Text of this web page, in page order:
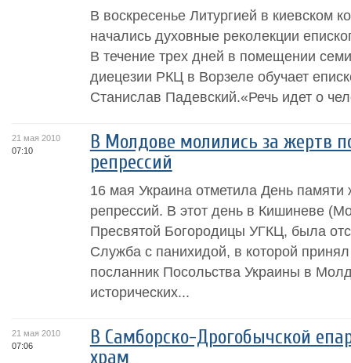
В воскресенье Литургией в киевском
начались духовные реколекции
В течение трех дней в помещении
диецезии РКЦ в Ворзеле обучает
Станислав Падевский.«Речь идет о
21 мая 2010
07:10
В Молдове молились за жертв
репрессий
16 мая Украина отметила День памяти
репрессий. В этот день в Кишиневе
Пресвятой Богородицы УГКЦ, была
Служба с панихидой, в которой
посланник Посольства Украины в
исторических...
21 мая 2010
07:06
В Самборско-Дрогобычской
храм